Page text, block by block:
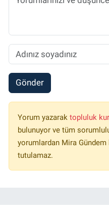
Gönder
Yorum yazarak topluluk
bulunuyor ve tüm
yorumlardan Mira
tutulamaz.